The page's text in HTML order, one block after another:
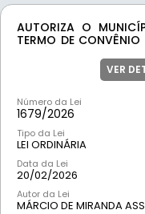
AUTORIZA O
TERMO DE
FINANCEIROS
OUTRAS
VER
Número da Lei
1679/2026
Tipo da Lei
LEI ORDINÁRIA
Data da Lei
20/02/2026
Autor da Lei
MÁRCIO DE MIRANDA